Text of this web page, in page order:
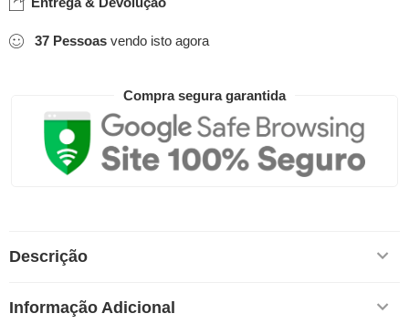
37 Pessoas vendo isto agora
Compra segura garantida
Descrição
Informação Adicional